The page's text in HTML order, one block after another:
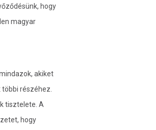
hogy
magyar
akiket
részéhez.
tisztelete. A
hogy